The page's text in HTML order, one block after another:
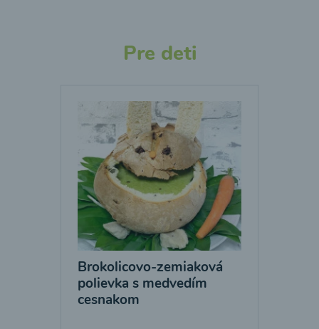
Pre deti
Brokolicovo-zemiaková
polievka s medvedím
cesnakom